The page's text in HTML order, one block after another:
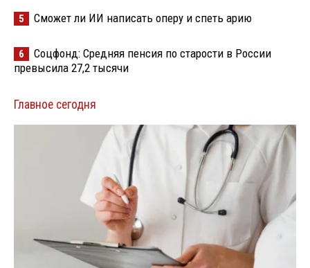
5 Сможет ли ИИ написать оперу и спеть арию
6
Соцфонд: Средняя пенсия по старости в России
превысила 27,2 тысячи
Главное сегодня